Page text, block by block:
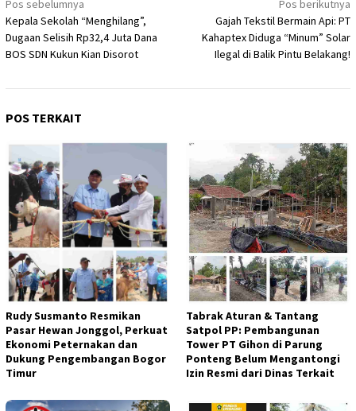
Navigasi
pos
Pos sebelumnya
Kepala Sekolah “Menghilang”,
Dugaan Selisih Rp32,4 Juta Dana
BOS SDN Kukun Kian Disorot
Pos berikutnya
Gajah Tekstil Bermain Api: PT
Kahaptex Diduga “Minum” Solar
Ilegal di Balik Pintu Belakang!
POS TERKAIT
Rudy Susmanto Resmikan
Pasar Hewan Jonggol, Perkuat
Ekonomi Peternakan dan
Dukung Pengembangan Bogor
Timur
Tabrak Aturan & Tantang
Satpol PP: Pembangunan
Tower PT Gihon di Parung
Ponteng Belum Mengantongi
Izin Resmi dari Dinas Terkait